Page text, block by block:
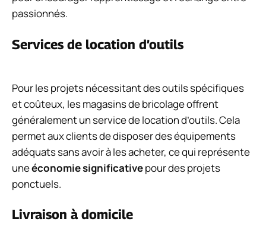
passionnés.
Services de location d’outils
Pour les projets nécessitant des outils spécifiques
et coûteux, les magasins de bricolage offrent
généralement un service de location d’outils. Cela
permet aux clients de disposer des équipements
adéquats sans avoir à les acheter, ce qui représente
uneéconomie significativepour des projets
ponctuels.
Livraison à domicile